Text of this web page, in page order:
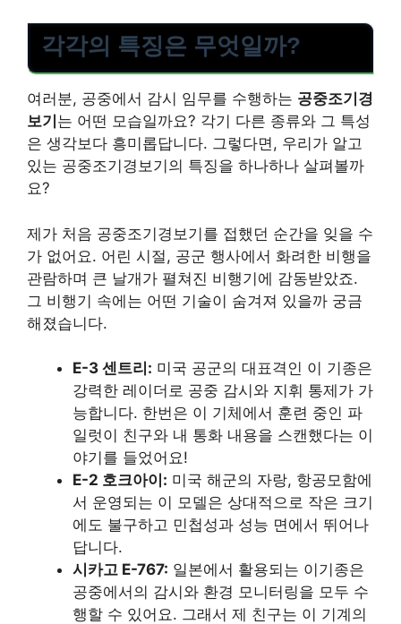
각각의 특징은 무엇일까?
여러분, 공중에서 감시 임무를 수행하는 공중조기경
보기 는 어떤 모습일까요? 각기 다른 종류와 그 특성
은 생각보다 흥미롭답니다. 그렇다면, 우리가 알고
있는 공중조기경보기의 특징을 하나하나 살펴볼까
요?
제가 처음 공중조기경보기를 접했던 순간을 잊을 수
가 없어요. 어린 시절, 공군 행사에서 화려한 비행을
관람하며 큰 날개가 펼쳐진 비행기에 감동받았죠.
그 비행기 속에는 어떤 기술이 숨겨져 있을까 궁금
해졌습니다.
E-3 센트리: 미국 공군의 대표격인 이 기종은
강력한 레이더로 공중 감시와 지휘 통제가 가
능합니다. 한번은 이 기체에서 훈련 중인 파
일럿이 친구와 내 통화 내용을 스캔했다는 이
야기를 들었어요!
E-2 호크아이: 미국 해군의 자랑, 항공모함에
서 운영되는 이 모델은 상대적으로 작은 크기
에도 불구하고 민첩성과 성능 면에서 뛰어나
답니다.
시카고 E-767: 일본에서 활용되는 이기종은
공중에서의 감시와 환경 모니터링을 모두 수
행할 수 있어요. 그래서 제 친구는 이 기계의